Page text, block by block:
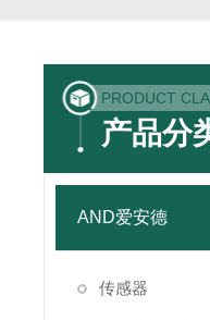
PRODUCT
产品分
AND爱安德
传感器